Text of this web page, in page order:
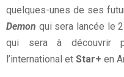
quelques-unes de ses
Demon qui sera lancée le
qui sera à découvrir
l’international et Star+ en